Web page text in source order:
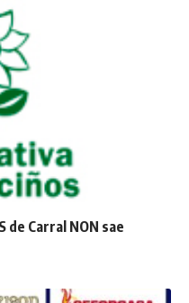
de Carral NON sae